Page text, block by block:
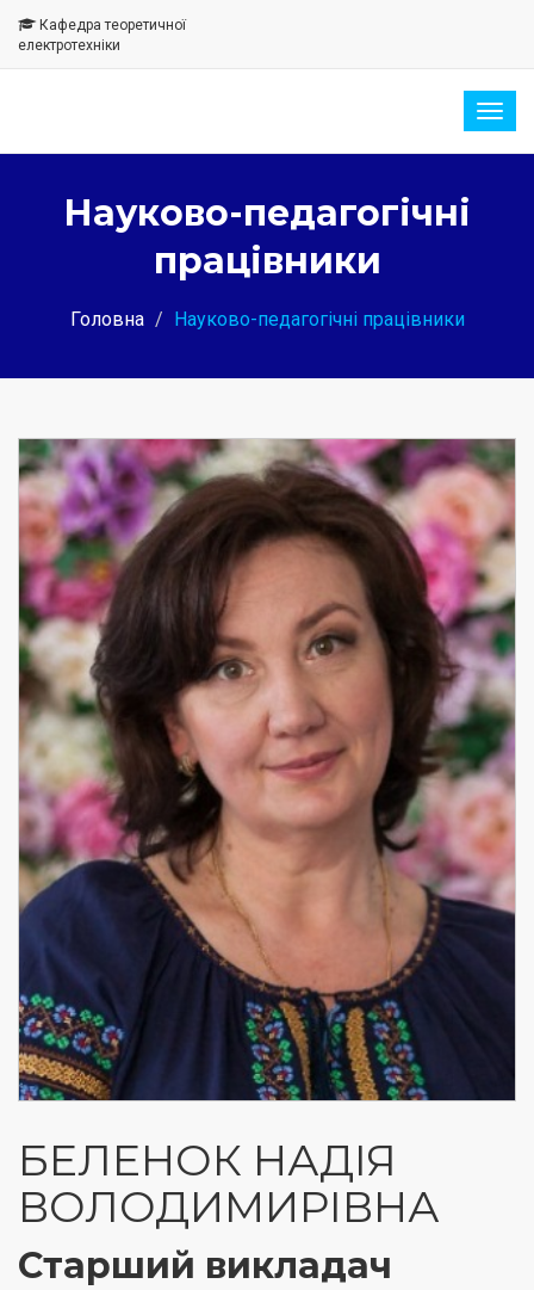
Кафедра теоретичної
електротехніки
Науково-педагогічні
працівники
Головна Науково-педагогічні працівники
БЕЛЕНОК НАДІЯ
ВОЛОДИМИРІВНА
Старший викладач